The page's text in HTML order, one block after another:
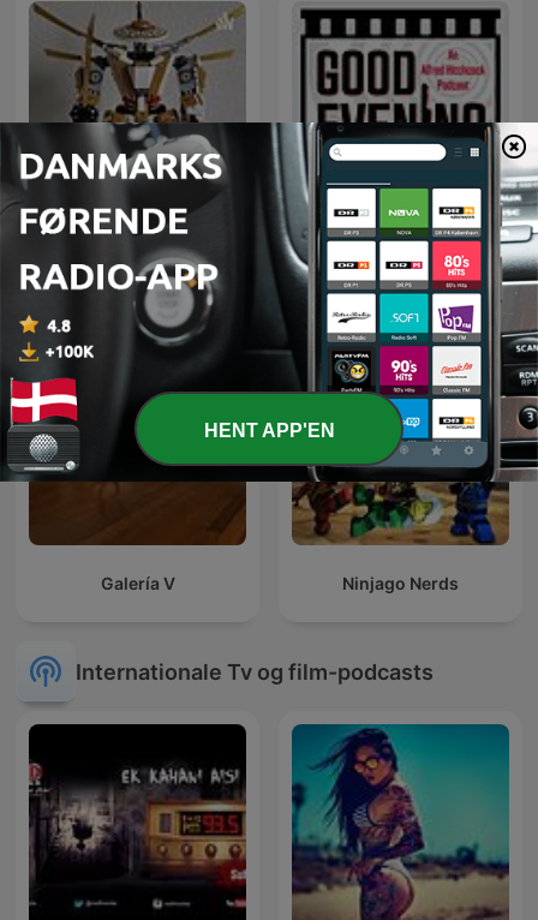
The Ninjago Dimension
Good Evening: An Alfred
Hitchcock Podcast
Galería V Ninjago Nerds
Internationale Tv og film-podcasts
HENT APP'EN